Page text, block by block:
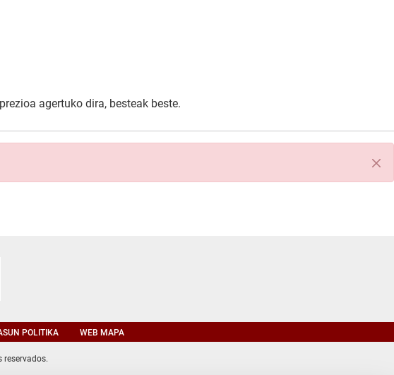
agertuko dira, besteak beste.
Itxi
POLITIKA WEB MAPA
reservados.